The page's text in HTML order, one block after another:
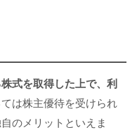
式を取得した上で、利
は株主優待を受けられ
のメリットといえま